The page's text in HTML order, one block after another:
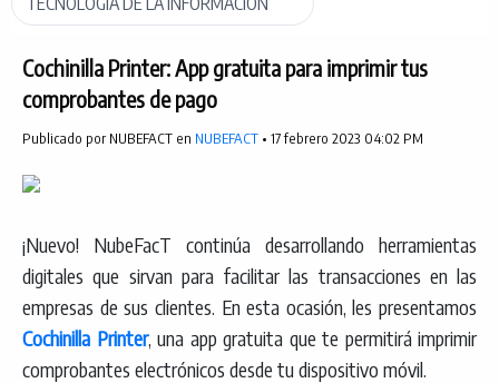
Cochinilla Printer: App gratuita para imprimir tus
comprobantes de pago
Publicado por NUBEFACT en NUBEFACT • 17 febrero 2023 04:02 PM
¡Nuevo! NubeFacT continúa desarrollando herramientas
digitales que sirvan para facilitar las transacciones en las
empresas de sus clientes. En esta ocasión, les presentamos
Cochinilla Printer, una app gratuita que te permitirá imprimir
comprobantes electrónicos desde tu dispositivo móvil.